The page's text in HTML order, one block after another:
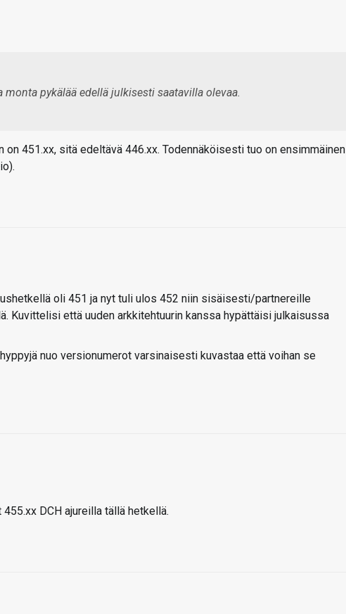
pykälää edellä julkisesti saatavilla olevaa.
on 451.xx, sitä edeltävä 446.xx. Todennäköisesti tuo on ensimmäinen
oli 451 ja nyt tuli ulos 452 niin sisäisesti/partnereille
Kuvittelisi että uuden arkkitehtuurin kanssa hypättäisi julkaisussa
nuo versionumerot varsinaisesti kuvastaa että voihan se
DCH ajureilla tällä hetkellä.